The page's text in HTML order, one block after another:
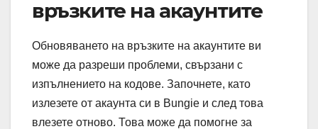
връзките на акаунтите
Обновяването на връзките на акаунтите ви
може да разреши проблеми, свързани с
изпълнението на кодове. Започнете, като
излезете от акаунта си в Bungie и след това
влезете отново. Това може да помогне за